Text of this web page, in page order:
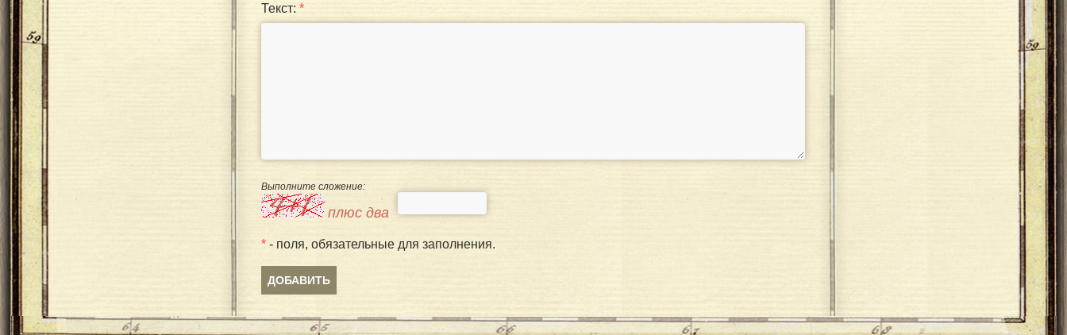
Текст:*
Выполните сложение:
плюс два
* - поля, обязательные для заполнения.